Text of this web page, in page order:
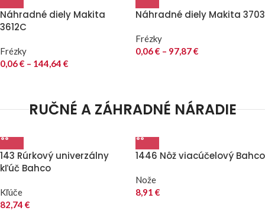
Náhradné diely Makita
3612C
Frézky
0,06€ – 144,64 €
Náhradné diely Makita 3703
Frézky
0,06€ – 97,87€
RUČNÉ A ZÁHRADNÉ NÁRADIE
143 Rúrkový univerzálny
kľúč Bahco
Kľúče
82,74 €
1446 Nôž viacúčelový Bahco
Nože
8,91 €